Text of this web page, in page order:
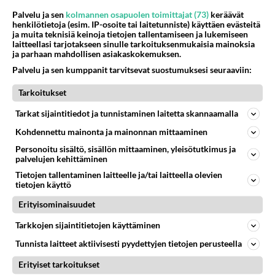
Mitä töitä kaivattusi on tehnyt?
😅
05.08.2026 13:25
Ikävä
1021
Voiko meidän välit
05.08.2026 05:34
74
Onko kaivattusi
Kummallinen jossakin suhteessa?
05.08.2026 17:47
Ikävä
53
766
Kiteen Pallon superpesisjoukkue pelaa huumeiden vaikutuksen alaisena
05.08.2026 03:21
Kitee
733
Mies, olenko ymmärtänyt oikein?
05.08.2026 11:40
Ikävä
75
732
Perussuomalaisten kannatus nousi rytinällä Ylen tänään julkaisemassa tuoreimmassa gallup-kyselyssä.
Palvelu ja sen kolmannen osapuolen toimittajat (73) keräävät
henkilötietoja (esim. IP-osoite tai laitetunniste) käyttäen evästeitä
ja muita teknisiä keinoja tietojen tallentamiseen ja lukemiseen
laitteellasi tarjotakseen sinulle tarkoituksenmukaisia mainoksia
ja parhaan mahdollisen asiakaskokemuksen.
Palvelu ja sen kumppanit tarvitsevat suostumuksesi seuraaviin:
Tarkoitukset
Tarkat sijaintitiedot ja tunnistaminen laitetta skannaamalla
Kohdennettu mainonta ja mainonnan mittaaminen
Personoitu sisältö, sisällön mittaaminen, yleisötutkimus ja
palvelujen kehittäminen
Tietojen tallentaminen laitteelle ja/tai laitteella olevien
tietojen käyttö
Erityisominaisuudet
Tarkkojen sijaintitietojen käyttäminen
Tunnista laitteet aktiivisesti pyydettyjen tietojen perusteella
Erityiset tarkoitukset